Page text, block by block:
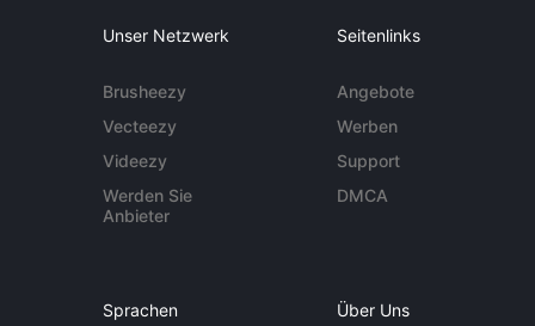
Unser Netzwerk
Brusheezy
Vecteezy
Videezy
Werden Sie
Anbieter
Seitenlinks
Angebote
Werben
Support
DMCA
Sprachen Über Uns